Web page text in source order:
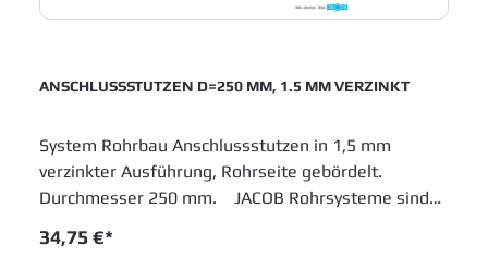
ANSCHLUSSSTUTZEN D=250 MM, 1.5 MM VERZINKT
System Rohrbau Anschlussstutzen in 1,5 mm
verzinkter Ausführung, Rohrseite gebördelt.
Durchmesser 250 mm. JACOB Rohrsysteme sind
Lösungen für das Schüttguthandling sowie
34,75 €*